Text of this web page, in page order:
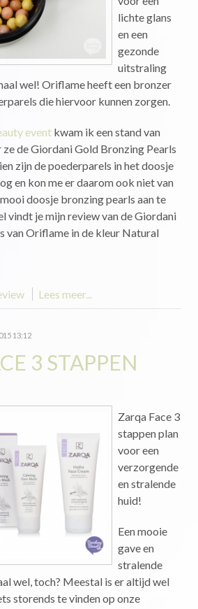
lichte glans
en een
gezonde
uitstraling
wel! Oriflame heeft een bronzer
die hiervoor kunnen zorgen.
event kwam ik een stand van
de Giordani Gold Bronzing Pearls
zijn de poederparels in het doosje
en kon me er daarom ook niet van
doosje bronzing pearls aan te
vindt je mijn review van de Giordani
van Oriflame in de kleur Natural
Lees meer...
13:12
3 STAPPEN
Zarqa Face 3
stappen plan
voor een
verzorgende
en stralende
huid!
Een mooie
gave en
stralende
wel, toch? Meestal is er altijd wel
storends te vinden op onze